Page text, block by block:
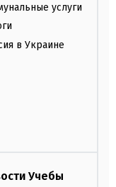
услуги
в Украине
Учебы